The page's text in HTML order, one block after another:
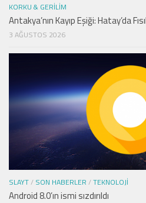
KORKU & GERILIM
Antakya’nın Kayıp Eşiği: Hatay’da
3 AĞUSTOS 2026
SLAYT/ SON HABERLER /TEKNOLOJI
Android 8.0’ın ismi sızdırıldı